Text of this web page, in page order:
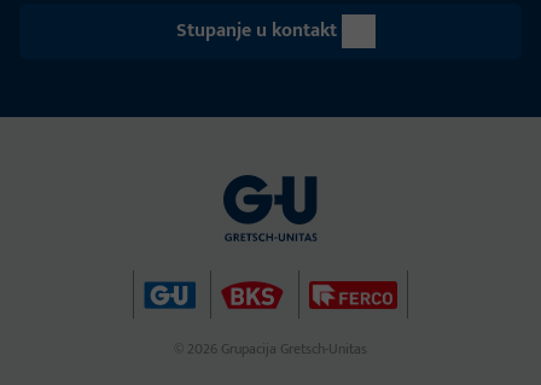
Stupanje u kontakt
© 2026 Grupacija Gretsch-Unitas